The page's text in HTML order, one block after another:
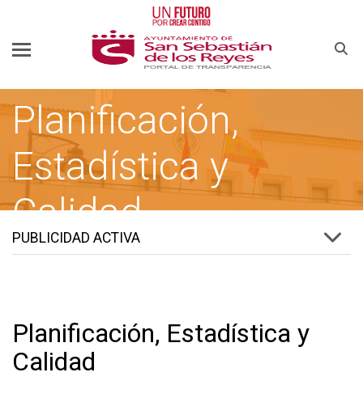
Planificación,
Estadística y
Calidad
PUBLICIDAD ACTIVA
Planificación, Estadística y
Calidad